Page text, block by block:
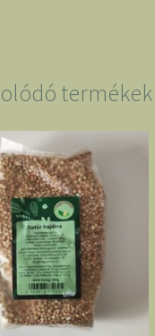
termékek